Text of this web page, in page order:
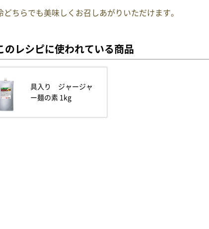
どちらでも美味しくお召しあがりいただけます。
のレシピに使われている商品
具入り ジャージャ
ー麺の素 1kg